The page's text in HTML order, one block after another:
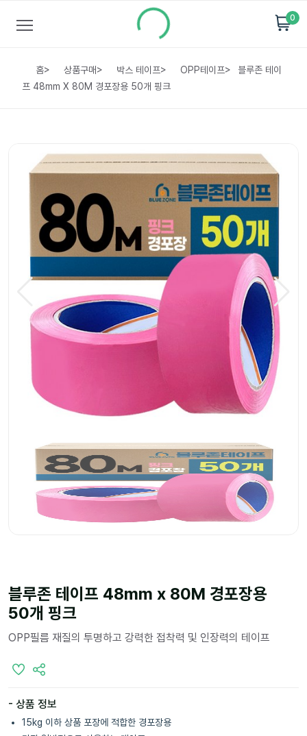
0
홈> 상품구매> 박스 테이프> OPP테이프>
블루존 테이
프 48mm X 80M 경포장용 50개 핑크
블루존 테이프 48mm x 80M 경포장용
50개 핑크
OPP필름 재질의 투명하고 강력한 접착력 및 인장력의 테이프
- 상품 정보
15kg 이하 상품 포장에 적합한 경포장용